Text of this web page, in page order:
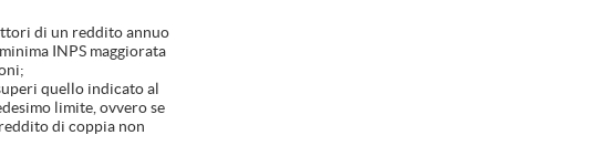
di un reddito annuo
INPS maggiorata
quello indicato al
limite, ovvero se
di coppia non